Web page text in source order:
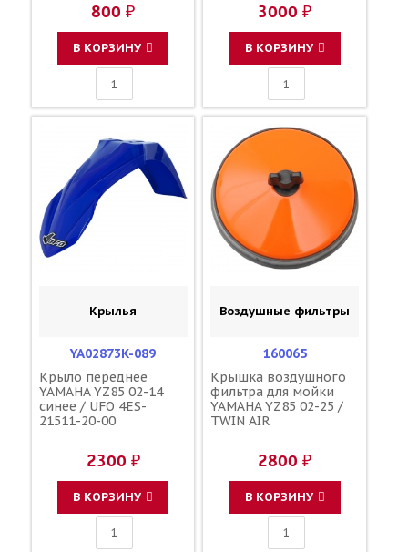
800 ₽
В КОРЗИНУ
28C40 57500-28C42
57500-28C12 23X-
82911-00-00 38V-
3000 ₽
В КОРЗИНУ
Крылья
YA02873K-089
Крыло переднее
YAMAHA YZ85 02-14
синее / UFO 4ES-
21511-20-00
2300 ₽
В КОРЗИНУ
Воздушные фильтры
160065
Крышка воздушного
фильтра для мойки
YAMAHA YZ85 02-25 /
TWIN AIR
2800 ₽
В КОРЗИНУ